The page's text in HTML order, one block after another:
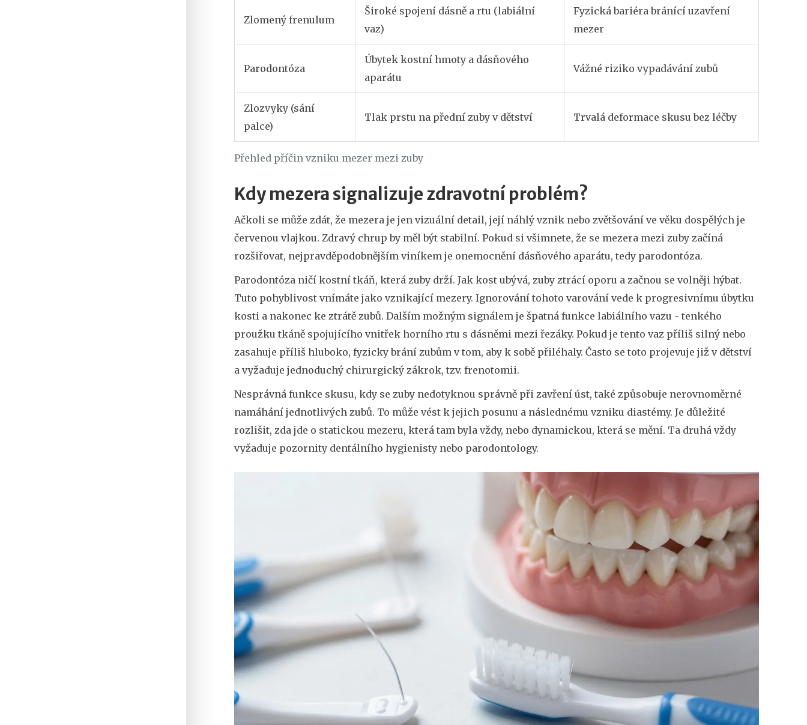
Přehled příčin vzniku mezer mezi zuby
Zlomený frenulum
Široké spojení dásně a rtu (labiální
vaz)
Fyzická bariéra bránící uzavření
mezer
Parodontóza
Úbytek kostní hmoty a dásňového
aparátu
Vážné riziko vypadávání zubů
Zlozvyky (sání
palce)
Tlak prstu na přední zuby v dětství Trvalá deformace skusu bez léčby
Kdy mezera signalizuje zdravotní problém?
Ačkoli se může zdát, že mezera je jen vizuální detail, její náhlý vznik nebo zvětšování ve věku dospělých je
červenou vlajkou. Zdravý chrup by měl být stabilní. Pokud si všimnete, že se mezera mezi zuby začíná
rozšiřovat, nejpravděpodobnějším viníkem je onemocnění dásňového aparátu, tedy parodontóza.
Parodontóza ničí kostní tkáň, která zuby drží. Jak kost ubývá, zuby ztrácí oporu a začnou se volněji hýbat.
Tuto pohyblivost vnímáte jako vznikající mezery. Ignorování tohoto varování vede k progresivnímu úbytku
kosti a nakonec ke ztrátě zubů. Dalším možným signálem je špatná funkce labiálního vazu - tenkého
proužku tkáně spojujícího vnitřek horního rtu s dásněmi mezi řezáky. Pokud je tento vaz příliš silný nebo
zasahuje příliš hluboko, fyzicky brání zubům v tom, aby k sobě přiléhaly. Často se toto projevuje již v dětství
a vyžaduje jednoduchý chirurgický zákrok, tzv. frenotomii.
Nesprávná funkce skusu, kdy se zuby nedotyknou správně při zavření úst, také způsobuje nerovnoměrné
namáhání jednotlivých zubů. To může vést k jejich posunu a následnému vzniku diastémy. Je důležité
rozlišit, zda jde o statickou mezeru, která tam byla vždy, nebo dynamickou, která se mění. Ta druhá vždy
vyžaduje pozornity dentálního hygienisty nebo parodontology.